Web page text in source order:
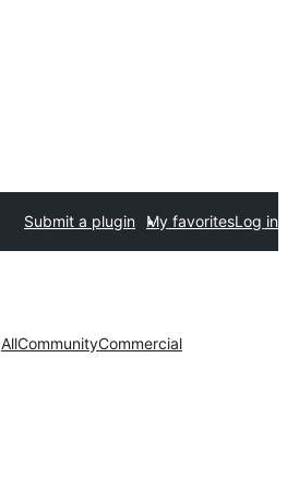
Submit a plugin My favoritesLog in
AllCommunityCommercial